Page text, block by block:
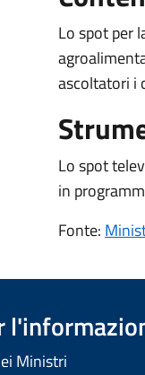
Lo spot per
ascoltatori i
Lo spot
in
Fonte:
Ministri